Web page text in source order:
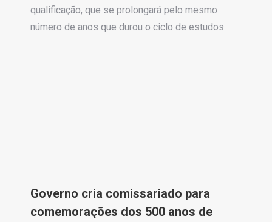
qualificação, que se prolongará pelo mesmo
número de anos que durou o ciclo de estudos.
Governo cria comissariado para
comemorações dos 500 anos de